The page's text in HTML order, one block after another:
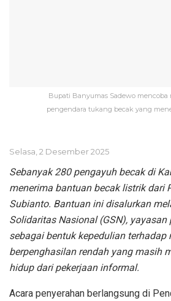
Bupati Banyumas Sadewo
pengendara tukang becak yang
Selasa, 2 Desember 2025
Sebanyak 280 pengayuh becak di
menerima bantuan becak listrik dari
Subianto. Bantuan ini disalurkan
Solidaritas Nasional (GSN), yayasan
sebagai bentuk kepedulian terhadap
berpenghasilan rendah yang masih
hidup dari pekerjaan informal.
Acara penyerahan berlangsung di